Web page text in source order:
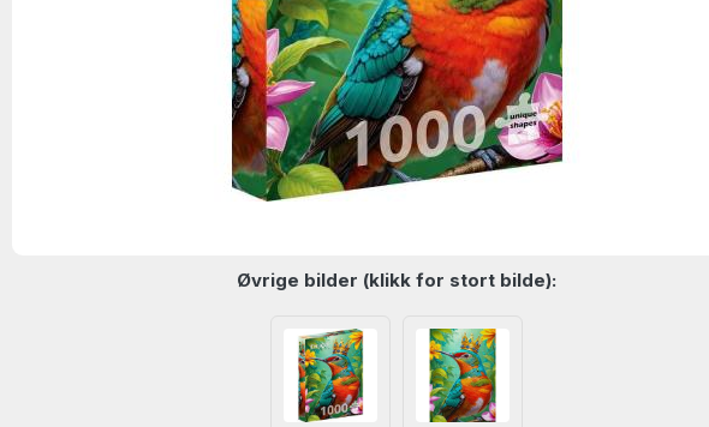
Øvrige bilder (klikk for stort bilde):